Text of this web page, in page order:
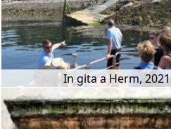
In gita a Herm, 2021